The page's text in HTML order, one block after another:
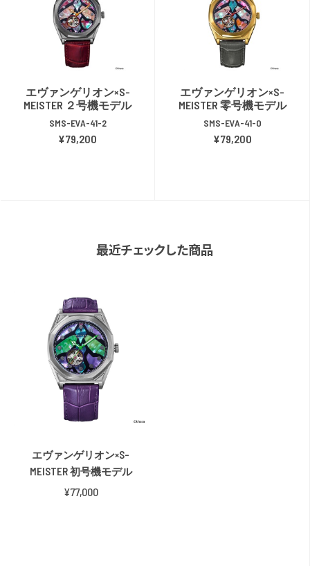
エヴァンゲリオン×S-
MEISTER ２号機モデル
SMS-EVA-41-2
¥79,200
エヴァンゲリオン×S-
MEISTER 零号機モデル
SMS-EVA-41-0
¥79,200
最近チェックした商品
エヴァンゲリオン×S-
MEISTER 初号機モデル
¥77,000